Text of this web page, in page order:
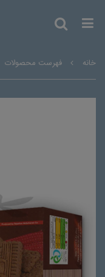
خانه فهرست محصولات